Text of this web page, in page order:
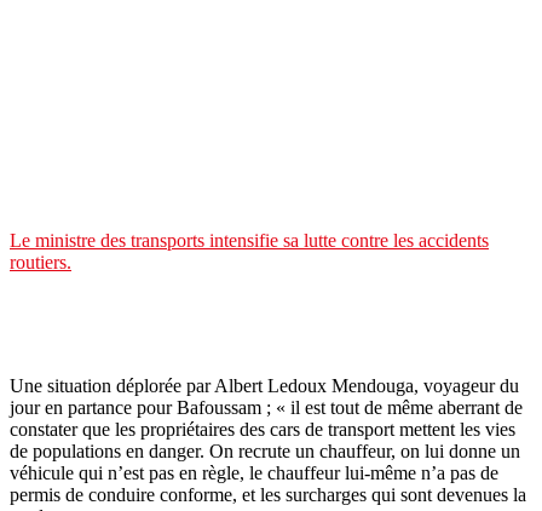
Le ministre des transports intensifie sa lutte contre les accidents
routiers.
Une situation déplorée par Albert Ledoux Mendouga, voyageur du
jour en partance pour Bafoussam ; « il est tout de même aberrant de
constater que les propriétaires des cars de transport mettent les vies
de populations en danger. On recrute un chauffeur, on lui donne un
véhicule qui n’est pas en règle, le chauffeur lui-même n’a pas de
permis de conduire conforme, et les surcharges qui sont devenues la